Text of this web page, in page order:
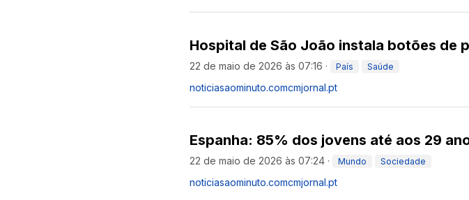
Hospital de São João instala botões de
22 de maio de 2026 às 07:16 · País Saúde
noticiasaominuto.comcmjornal.pt
Espanha: 85% dos jovens até aos 29
22 de maio de 2026 às 07:24 · Mundo Sociedade
noticiasaominuto.comcmjornal.pt